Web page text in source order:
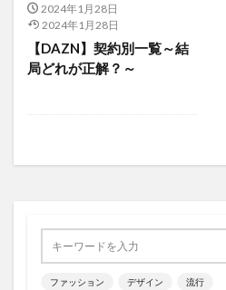
2024年1月28日
2024年1月28日
【DAZN】契約別一覧～結
局どれが正解？～
ファッション デザイン 流行